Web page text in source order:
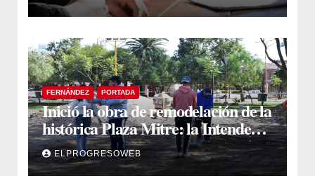
FERNÁNDEZ PORTADA
Inició la obra de remodelación de la
histórica Plaza Mitre: la Intendente
Yanina Iturre supervisó los
primeros trabajos
ELPROGRESOWEB